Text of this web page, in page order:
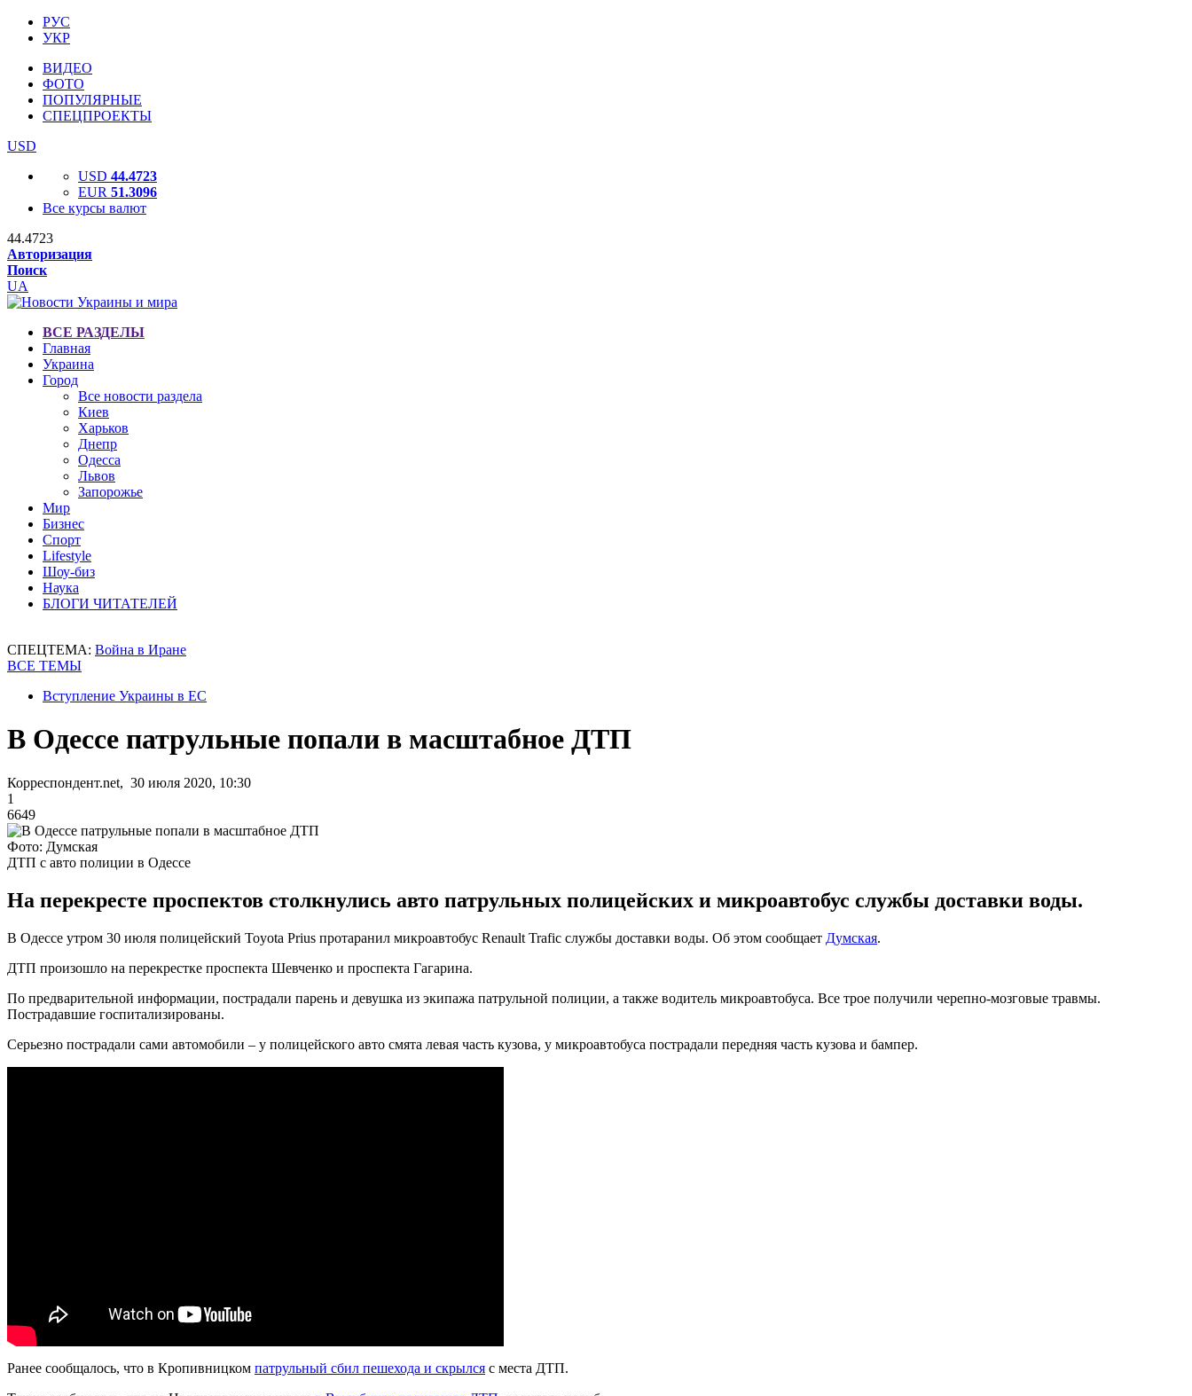
РУС
УКР
ВИДЕО
ФОТО
ПОПУЛЯРНЫЕ
СПЕЦПРОЕКТЫ
USD
USD 44.4723
EUR 51.3096
Все курсы валют
44.4723
Авторизация
Поиск
UA
ВСЕ РАЗДЕЛЫ
Главная
Украина
Город
Все новости раздела
Киев
Харьков
Днепр
Одесса
Львов
Запорожье
Мир
Бизнес
Спорт
Lifestyle
Шоу-биз
Наука
БЛОГИ ЧИТАТЕЛЕЙ
СПЕЦТЕМА: Война в Иране
ВСЕ ТЕМЫ
Вступление Украины в ЕС
В Одессе патрульные попали в масштабное ДТП
Корреспондент.net, 30 июля 2020, 10:30
1
6649
Фото: Думская
ДТП с авто полиции в Одессе
На перекресте проспектов столкнулись авто патрульных полицейских и микроавтобус службы доставки воды.
В Одессе утром 30 июля полицейский Toyota Prius протаранил микроавтобус Renault Trafic службы доставки воды. Об этом сообщает Думская.
ДТП произошло на перекрестке проспекта Шевченко и проспекта Гагарина.
По предварительной информации, пострадали парень и девушка из экипажа патрульной полиции, а также водитель микроавтобуса. Все трое получили черепно-мозговые травмы.
Пострадавшие госпитализированы.
Серьезно пострадали сами автомобили – у полицейского авто смята левая часть кузова, у микроавтобуса пострадали передняя часть кузова и бампер.
Ранее сообщалось, что в Кропивницком патрульный сбил пешехода и скрылся с места ДТП.